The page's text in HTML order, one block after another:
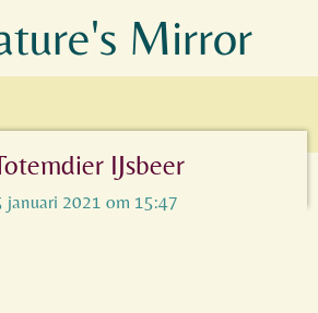
Mirror
IJsbeer
januari 2021 om 15:47